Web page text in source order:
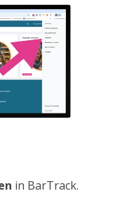
in BarTrack.